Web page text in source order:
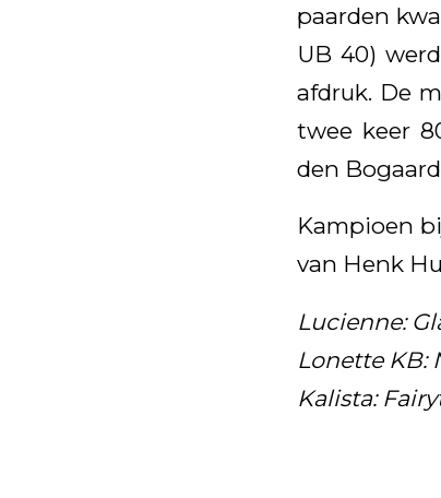
paarden
UB 40)
afdruk. De
twee keer
den
Kampioen
van Henk
Lucienne:
Lonette KB:
Kalista: